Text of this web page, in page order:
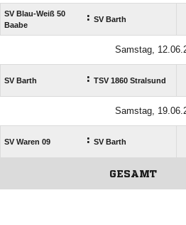
SV Blau-Weiß 50
Baabe
: SV Barth
Samstag,
SV Barth : TSV 1860 Stralsund
Samstag,
SV Waren 09 : SV Barth
GESAMT